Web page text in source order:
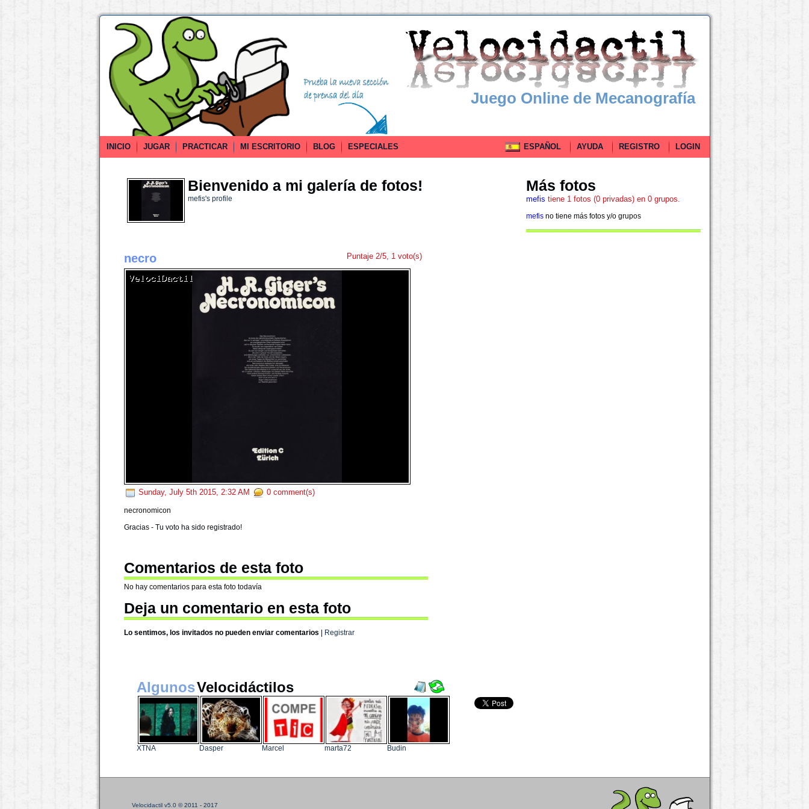
Juego Online de Mecanografía
INICIO JUGAR PRACTICAR MI ESCRITORIO BLOG ESPECIALES ESPAÑOL AYUDA REGISTRO LOGIN
Bienvenido a mi galería de fotos!
mefis's profile
necro Puntaje 2/5, 1 voto(s)
Sunday, July 5th 2015, 2:32 AM 0 comment(s)
necronomicon
Gracias - Tu voto ha sido registrado!
Comentarios de esta foto
No hay comentarios para esta foto todavía
Deja un comentario en esta foto
Lo sentimos, los invitados no pueden enviar comentarios Registrar
Más fotos
mefis tiene 1 fotos (0 privadas) en 0 grupos.
mefisno tiene más fotos y/o grupos
AlgunosVelocidáctilos
XTNA Dasper Marcel marta72 Budin
Velocidactil v5.0 © 2011 - 2017